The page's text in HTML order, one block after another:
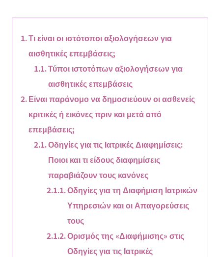
Τι είναι οι ιστότοποι αξιολογήσεων για
αισθητικές επεμβάσεις;
Τύποι ιστοτόπων αξιολογήσεων για
αισθητικές επεμβάσεις
Είναι παράνομο να δημοσιεύουν οι ασθενείς
κριτικές ή εικόνες πριν και μετά από
επεμβάσεις;
Οδηγίες για τις Ιατρικές Διαφημίσεις:
Ποιοι και τι είδους διαφημίσεις
παραβιάζουν τους κανόνες
Οδηγίες για τη Διαφήμιση Ιατρικών
Υπηρεσιών και οι Απαγορεύσεις
τους
Ορισμός της «Διαφήμισης» στις
Οδηγίες για τις Ιατρικές